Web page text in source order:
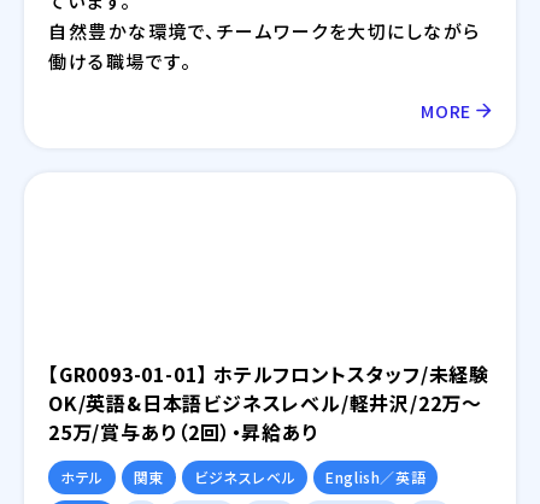
自然豊かな環境で、チームワークを大切にしながら
働ける職場です。
MORE
【GR0093-01-01】 ホテルフロントスタッフ/未経験
OK/英語&日本語ビジネスレベル/軽井沢/22万～
25万/賞与あり（2回）・昇給あり
ホテル 関東 ビジネスレベル
English／英語